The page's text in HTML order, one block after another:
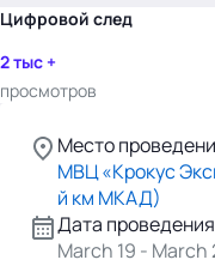
Цифровой след
2 тыс +
просмотров
Место
МВЦ «Крокус
й км МКАД)
Дата
March 19 - March